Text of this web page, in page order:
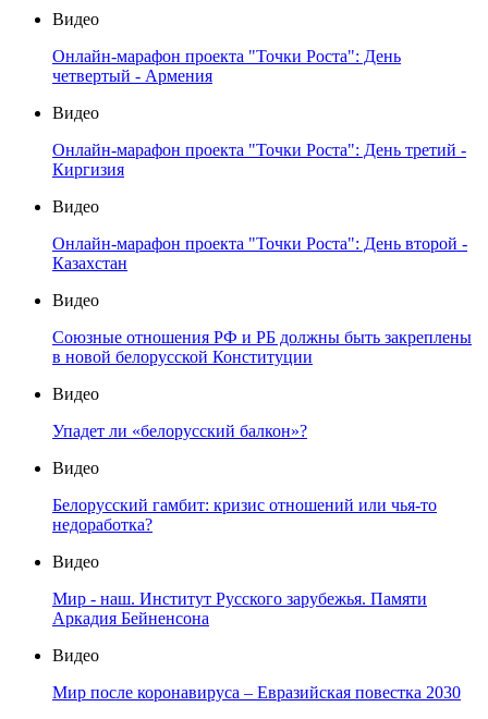
Видео
Онлайн-марафон проекта "Точки Роста": День
четвертый - Армения
Видео
Онлайн-марафон проекта "Точки Роста": День третий -
Киргизия
Видео
Онлайн-марафон проекта "Точки Роста": День второй -
Казахстан
Видео
Союзные отношения РФ и РБ должны быть закреплены
в новой белорусской Конституции
Видео
Упадет ли «белорусский балкон»?
Видео
Белорусский гамбит: кризис отношений или чья-то
недоработка?
Видео
Мир - наш. Институт Русского зарубежья. Памяти
Аркадия Бейненсона
Видео
Мир после коронавируса – Евразийская повестка 2030